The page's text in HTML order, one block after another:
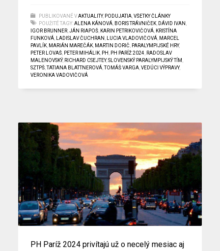
PUBLIKOVANÉ V AKTUALITY, PODUJATIA ,VŠETKY ČLÁNKY
POUŽITÉ TAGY: ALENA KÁNOVÁ BORIS TRÁVNIČEK DÁVID IVAN
IGOR BRUNNER ,JÁN RIAPOŠ KARIN PETRIKOVIČOVÁ KRISTÍNA
FUNKOVÁ
LADISLAV ČUCHRAN LUCIA VLADOVIČOVÁ MARCEL
PAVLÍK MARIÁN MAREČÁK MARTIN DORIČ PARALYMPIJSKÉ HRY,
PETER LOVAŠ PETER MIHÁLIK PH PH PARÍŽ 2024
RADOSLAV
MALENOVSKÝ, RICHARD CSEJTEY,SLOVENSKÝ PARALYMPIJSKÝ TÍM
SZTPŠ ,TATIANA BLATTNEROVÁ ,TOMÁŠ VARGA ,VEDÚCI VÝPRAVY,
VERONIKA VADOVIČOVÁ
PH Paríž 2024 privítajú už o necelý mesiac aj